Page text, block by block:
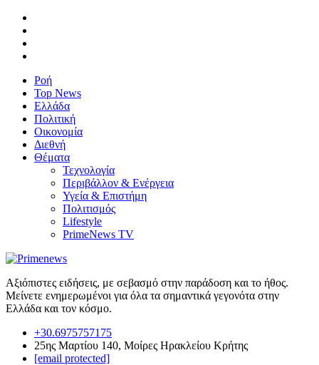
Ροή
Top News
Ελλάδα
Πολιτική
Οικονομία
Διεθνή
Θέματα
Τεχνολογία
Περιβάλλον & Ενέργεια
Υγεία & Επιστήμη
Πολιτισμός
Lifestyle
PrimeNews TV
Αξιόπιστες ειδήσεις, με σεβασμό στην παράδοση και το ήθος.
Μείνετε ενημερωμένοι για όλα τα σημαντικά γεγονότα στην
Ελλάδα και τον κόσμο.
+30.6975757175
25ης Μαρτίου 140, Μοίρες Ηρακλείου Κρήτης
[email protected]